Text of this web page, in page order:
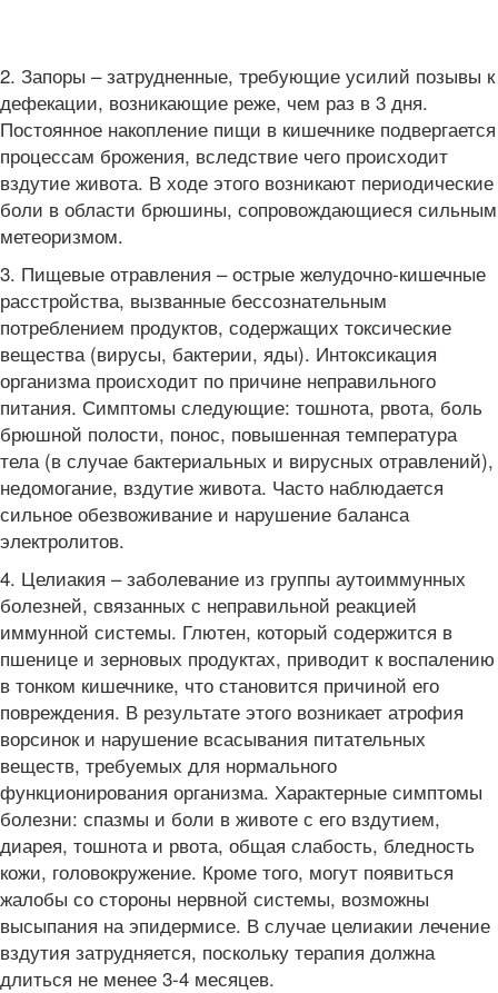
2. Запоры – затрудненные, требующие усилий позывы к
дефекации, возникающие реже, чем раз в 3 дня.
Постоянное накопление пищи в кишечнике подвергается
процессам брожения, вследствие чего происходит
вздутие живота. В ходе этого возникают периодические
боли в области брюшины, сопровождающиеся сильным
метеоризмом.
3. Пищевые отравления – острые желудочно-кишечные
расстройства, вызванные бессознательным
потреблением продуктов, содержащих токсические
вещества (вирусы, бактерии, яды). Интоксикация
организма происходит по причине неправильного
питания. Симптомы следующие: тошнота, рвота, боль
брюшной полости, понос, повышенная температура
тела (в случае бактериальных и вирусных отравлений),
недомогание, вздутие живота. Часто наблюдается
сильное обезвоживание и нарушение баланса
электролитов.
4. Целиакия – заболевание из группы аутоиммунных
болезней, связанных с неправильной реакцией
иммунной системы. Глютен, который содержится в
пшенице и зерновых продуктах, приводит к воспалению
в тонком кишечнике, что становится причиной его
повреждения. В результате этого возникает атрофия
ворсинок и нарушение всасывания питательных
веществ, требуемых для нормального
функционирования организма. Характерные симптомы
болезни: спазмы и боли в животе с его вздутием,
диарея, тошнота и рвота, общая слабость, бледность
кожи, головокружение. Кроме того, могут появиться
жалобы со стороны нервной системы, возможны
высыпания на эпидермисе. В случае целиакии лечение
вздутия затрудняется, поскольку терапия должна
длиться не менее 3-4 месяцев.